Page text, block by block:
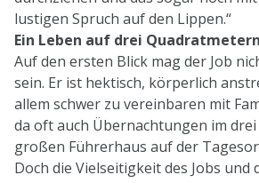
lustigen Spruch auf den Lippen.“
Ein Leben auf drei Quadratmetern
Auf den ersten Blick mag der Job
sein. Er ist hektisch, körperlich
allem schwer zu vereinbaren mit
da oft auch Übernachtungen im
großen Führerhaus auf der
Doch die Vielseitigkeit des Jobs und